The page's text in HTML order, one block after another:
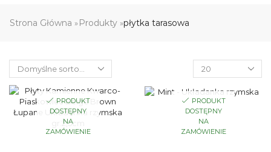
Strona Główna »Produkty »płytka tarasowa
Products
per
PRODUKT
DOSTĘPNY
NA
ZAMÓWIENIE
PRODUKT
DOSTĘPNY
NA
ZAMÓWIENIE